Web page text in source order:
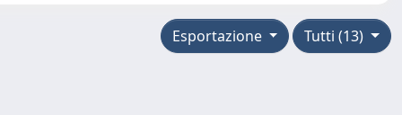
Tutti (13)
Esportazione